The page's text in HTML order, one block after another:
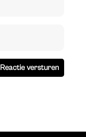
Reactie versturen